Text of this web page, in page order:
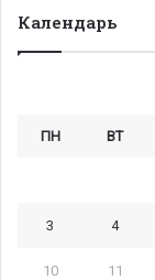
Календарь
ПН ВТ
3 4
10 11